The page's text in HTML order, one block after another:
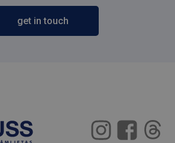
get in touch